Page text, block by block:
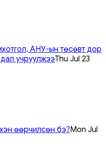
АНУ-ын төсөвт дор
учруулжээThu Jul 23
өөрчилсөн бэ?Mon Jul